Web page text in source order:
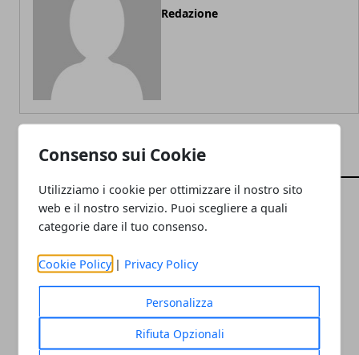
Consenso sui Cookie
Utilizziamo i cookie per ottimizzare il nostro sito
web e il nostro servizio. Puoi scegliere a quali
categorie dare il tuo consenso.
Cookie Policy | Privacy Policy
Personalizza
Rifiuta Opzionali
Redazione
ARTICOLI CORRELATI
Le razze più colpite dall'osteoartrite